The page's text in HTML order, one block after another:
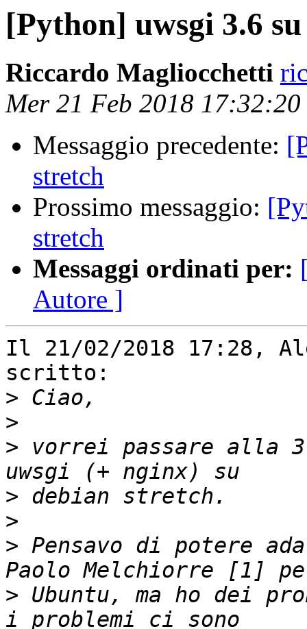
[Python] uwsgi 3.6
Riccardo Magliocchetti
Mer 21 Feb 2018 17:32:20
Messaggio precedente:
stretch
Prossimo messaggio:
stretch
Messaggi ordinati per:
Autore ]
Il 21/02/2018 17:28,
scritto:
>
>
> vorrei passare alla
>
>
> Pensavo di potere
> Ubuntu, ma ho dei